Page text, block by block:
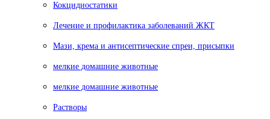
Кокцидиостатики
Лечение и профилактика заболеваний ЖКТ
Мази, крема и антисептические спреи, присыпки
мелкие домашние животные
мелкие домашние животные
Растворы